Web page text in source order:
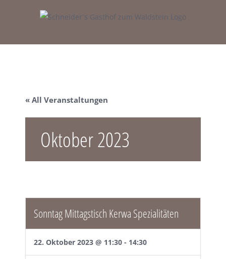
« All Veranstaltungen
Oktober 2023
Sonntag Mittagstisch Kerwa Spezialitäten
22. Oktober 2023 @ 11:30- 14:30